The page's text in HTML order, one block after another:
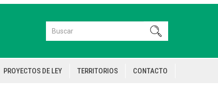
Buscar
PROYECTOS DE LEY TERRITORIOS CONTACTO